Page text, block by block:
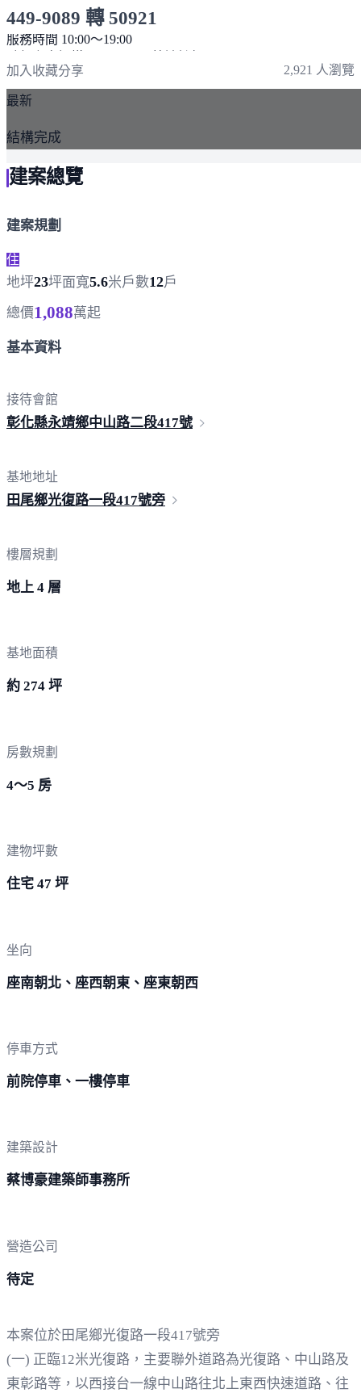
449-9089 轉 50921
服務時間 10:00～19:00
加入收藏分享 2,921 人瀏覽
最新
結構完成
建案總覽
建案規劃
住
地坪23坪面寬5.6米戶數12戶
總價1,088萬起
基本資料
接待會館
彰化縣永靖鄉中山路二段417號
基地地址
田尾鄉光復路一段417號旁
樓層規劃
地上 4 層
基地面積
約 274 坪
房數規劃
4～5 房
建物坪數
住宅 47 坪
坐向
座南朝北、座西朝東、座東朝西
停車方式
前院停車、一樓停車
建築設計
蔡博豪建築師事務所
營造公司
待定
本案位於田尾鄉光復路一段417號旁
(一) 正臨12米光復路，主要聯外道路為光復路、中山路及
東彰路等，以西接台一線中山路往北上東西快速道路、往